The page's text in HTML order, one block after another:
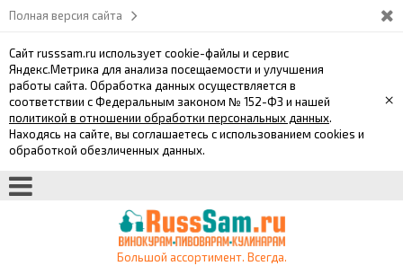
Полная версия сайта
Сайт russsam.ru использует cookie-файлы и сервис
Яндекс.Метрика для анализа посещаемости и улучшения
работы сайта. Обработка данных осуществляется в
соответствии с Федеральным законом № 152-ФЗ и нашей
политикой в отношении обработки персональных данных.
Находясь на сайте, вы соглашаетесь с использованием cookies и
обработкой обезличенных данных.
×
Большой ассортимент. Всегда.